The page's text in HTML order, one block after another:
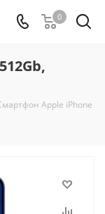
0
Apple iPhone